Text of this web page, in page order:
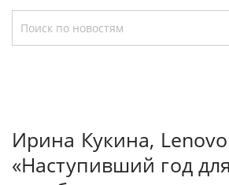
Ирина Кукина,
«Наступивший год